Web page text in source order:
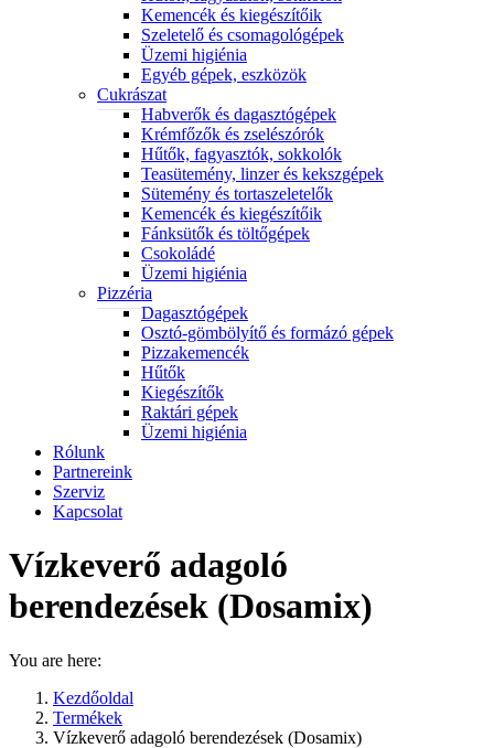
Kemencék és kiegészítőik
Szeletelő és csomagológépek
Üzemi higiénia
Egyéb gépek, eszközök
Cukrászat
Habverők és dagasztógépek
Krémfőzők és zselészórók
Hűtők, fagyasztók, sokkolók
Teasütemény, linzer és kekszgépek
Sütemény és tortaszeletelők
Kemencék és kiegészítőik
Fánksütők és töltőgépek
Csokoládé
Üzemi higiénia
Pizzéria
Dagasztógépek
Osztó-gömbölyítő és formázó gépek
Pizzakemencék
Hűtők
Kiegészítők
Raktári gépek
Üzemi higiénia
Rólunk
Partnereink
Szerviz
Kapcsolat
Vízkeverő adagoló
berendezések (Dosamix)
You are here:
Kezdőoldal
Termékek
Vízkeverő adagoló berendezések (Dosamix)